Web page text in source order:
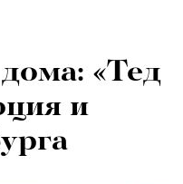
«Тед
и